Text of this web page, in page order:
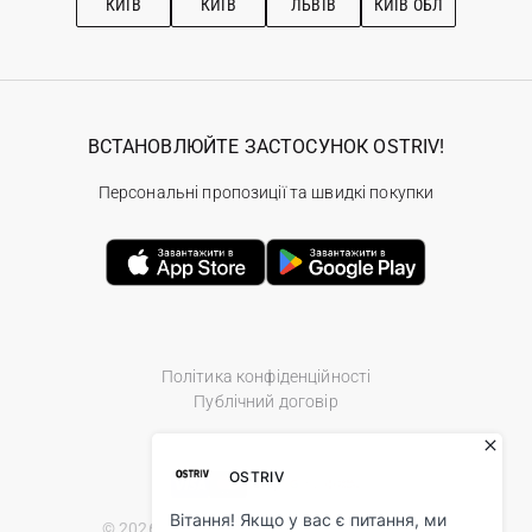
КИЇВ КИЇВ ЛЬВІВ КИЇВ ОБЛ
Політика конфіденційності
Публічний договір
© 2026 Ostriv.ua Store. All Rights Reserved.
ВСТАНОВЛЮЙТЕ ЗАСТОСУНОК OSTRIV!
Персональні пропозиції та швидкі покупки